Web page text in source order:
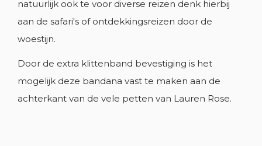
natuurlijk ook te voor diverse reizen denk hierbij
aan de safari's of ontdekkingsreizen door de
woestijn.
Door de extra klittenband bevestiging is het
mogelijk deze bandana vast te maken aan de
achterkant van de vele petten van Lauren Rose.